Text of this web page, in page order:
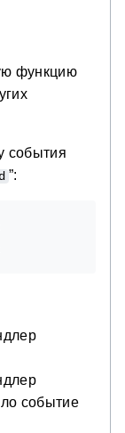
функцию
события
”:
событие